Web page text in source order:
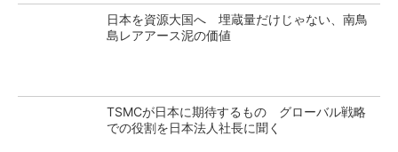
日本を資源大国へ 埋蔵量だけじゃない、南鳥
島レアアース泥の価値
TSMCが日本に期待するもの グローバル戦略
での役割を日本法人社長に聞く